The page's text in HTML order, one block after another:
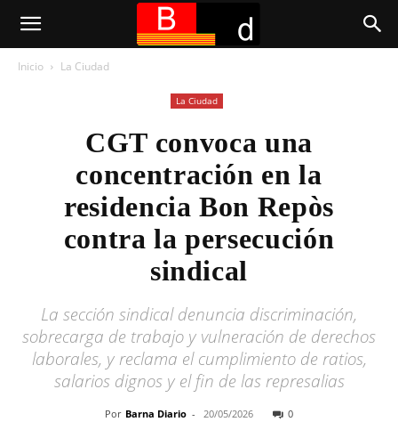
Inicio La Ciudad
La Ciudad
CGT convoca una
concentración en la
residencia Bon Repòs
contra la persecución
sindical
La sección sindical denuncia discriminación,
sobrecarga de trabajo y vulneración de derechos
laborales, y reclama el cumplimiento de ratios,
salarios dignos y el fin de las represalias
Por Barna Diario - 20/05/2026 0